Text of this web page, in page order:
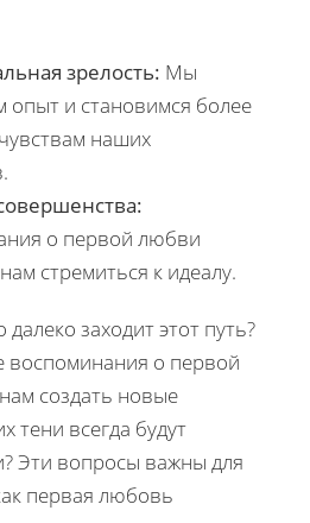
зрелость: Мы
опыт и становимся более
наших
о первой любви
стремиться к идеалу.
заходит этот путь?
воспоминания о первой
создать новые
тени всегда будут
Эти вопросы важны для
первая любовь